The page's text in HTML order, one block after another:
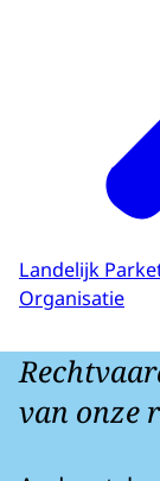
Landelijk
Organisatie
van onze